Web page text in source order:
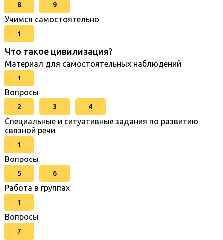
8 9
Учимся самостоятельно
1
Что такое цивилизация?
Материал для самостоятельных наблюдений
1
Вопросы
2 3 4
Специальные и ситуативные задания по развитию
связной речи
1
Вопросы
5 6
Работа в группах
1
Вопросы
7